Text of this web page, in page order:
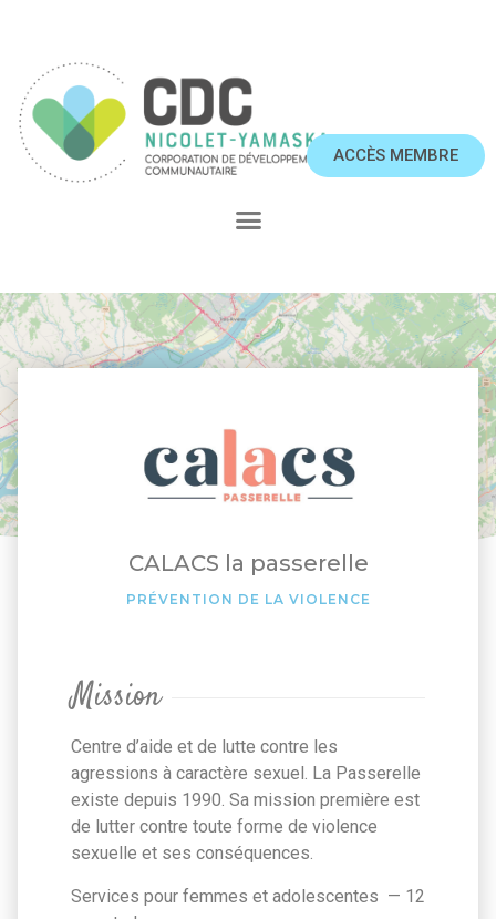
ACCÈS MEMBRE
CALACS la passerelle
PRÉVENTION DE LA VIOLENCE
Mission
Centre d’aide et de lutte contre les
agressions à caractère sexuel. La Passerelle
existe depuis 1990. Sa mission première est
de lutter contre toute forme de violence
sexuelle et ses conséquences.
Services pour femmes et adolescentes — 12